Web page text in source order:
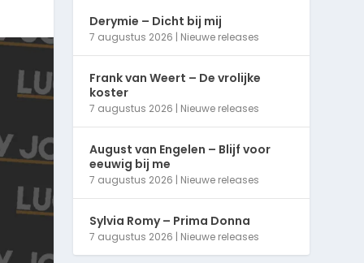
Derymie – Dicht bij mij
7 augustus 2026 | Nieuwe releases
Frank van Weert – De vrolijke
koster
7 augustus 2026 | Nieuwe releases
August van Engelen – Blijf voor
eeuwig bij me
7 augustus 2026 | Nieuwe releases
Sylvia Romy – Prima Donna
7 augustus 2026 | Nieuwe releases